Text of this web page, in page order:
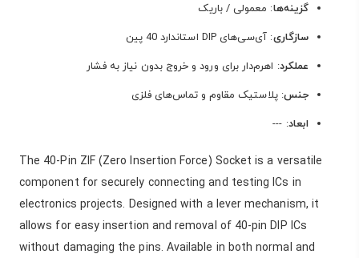
گزینه‌ها: معمولی / باریک
سازگاری: آی‌سی‌های DIP استاندارد 40 پین
عملکرد: اهرم‌دار برای ورود و خروج بدون نیاز به فشار
جنس: پلاستیک مقاوم و تماس‌های فلزی
ابعاد: ---
The 40-Pin ZIF (Zero Insertion Force) Socket is a versatile
component for securely connecting and testing ICs in
electronics projects. Designed with a lever mechanism, it
allows for easy insertion and removal of 40-pin DIP ICs
without damaging the pins. Available in both normal and